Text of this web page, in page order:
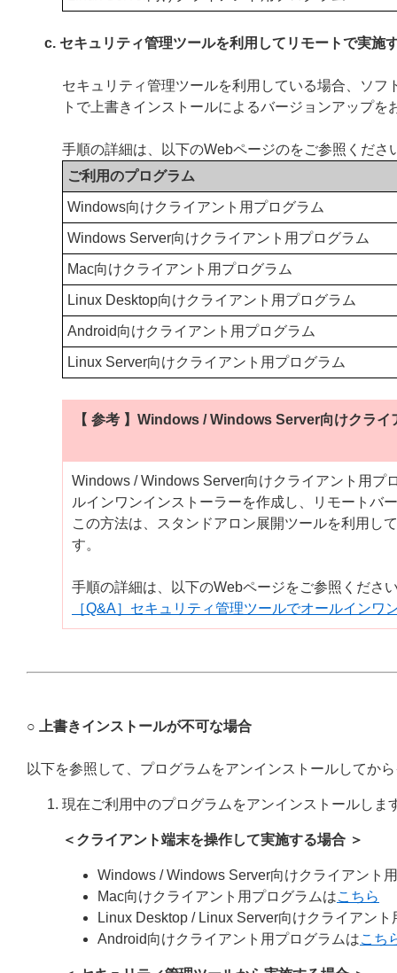
c. セキュリティ管理ツールを利用してリモートで実施
セキュリティ管理ツールを利用している場合、ソ
トで上書きインストールによるバージョンアップを
手順の詳細は、以下のWebページのをご参照くださ
ご利用のプログラム
Windows向けクライアント用プログラム
Windows Server向けクライアント用プログラム
Mac向けクライアント用プログラム
Linux Desktop向けクライアント用プログラム
Android向けクライアント用プログラム
Linux Server向けクライアント用プログラム
【 参考 】Windows / Windows Server向けクラ
Windows / Windows Server向けクライアント用プ
ルインワンインストーラーを作成し、リモートバ
この方法は、スタンドアロン展開ツールを利用し
す。
手順の詳細は、以下のWebページをご参照くださ
［Q&A］セキュリティ管理ツールでオールイン
○ 上書きインストールが不可な場合
以下を参照して、プログラムをアンインストールしてか
現在ご利用中のプログラムをアンインストールしま
＜クライアント端末を操作して実施する場合 ＞
Windows / Windows Server向けクライアント
Mac向けクライアント用プログラムはこちら
Linux Desktop / Linux Server向けクライアン
Android向けクライアント用プログラムはこち